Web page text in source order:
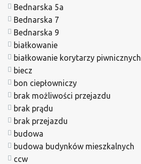
Bednarska 5a
Bednarska 7
Bednarska 9
białkowanie
białkowanie korytarzy piwnicznych
biecz
bon ciepłowniczy
brak możliwości przejazdu
brak prądu
brak przejazdu
budowa
budowa budynków mieszkalnych
ccw